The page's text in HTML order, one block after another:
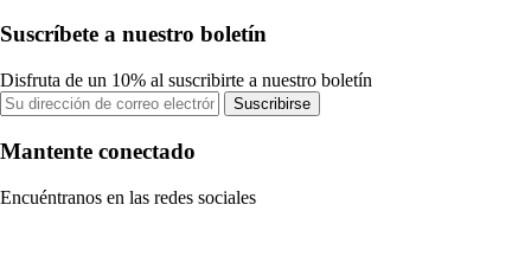
Suscríbete a nuestro boletín
Disfruta de un 10% al suscribirte a nuestro boletín
Suscribirse
Mantente conectado
Encuéntranos en las redes sociales